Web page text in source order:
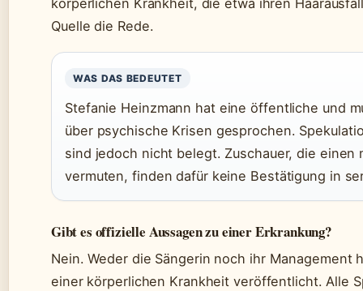
Quelle die Rede.
WAS DAS BEDEUTET
Stefanie Heinzmann hat eine öffentliche und
über psychische Krisen gesprochen.
sind jedoch nicht belegt. Zuschauer, die
vermuten, finden dafür keine Bestätigung in
Gibt es offizielle Aussagen zu einer Erkrankung?
Nein. Weder die Sängerin noch ihr Management
einer körperlichen Krankheit veröffentlicht. Alle